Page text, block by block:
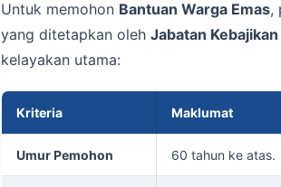
Untuk memohon Bantuan Warga Emas,
yang ditetapkan oleh Jabatan
kelayakan utama:
Kriteria Maklumat
Umur Pemohon 60 tahun ke atas.